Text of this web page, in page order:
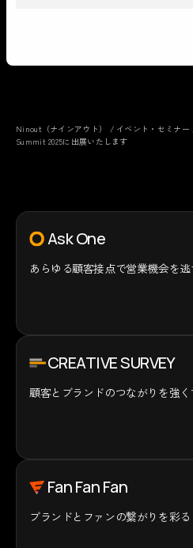
Ninout（ナインアウト） / イベント・セミナー
Summit 2025に出展いたします
Ask One
あらゆる顧客接点で営業機会を
CREATIVE SURVEY
顧客とブランドのつながりを強く
Fan Fan Fan
ブランドとファンの繋がりを彩る